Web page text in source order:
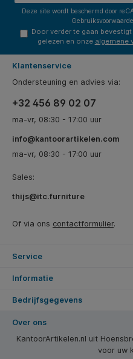
Deze site wordt beschermd door
Door verder te gaan
gelezen en onze algemene
Klantenservice
Ondersteuning en advies via:
+32 456 89 02 07
ma-vr, 08:30 - 17:00 uur
info@kantoorartikelen.com
ma-vr, 08:30 - 17:00 uur
Sales:
thijs@itc.furniture
Of via ons contactformulier.
Service
Informatie
Bedrijfsgegevens
Over ons
KantoorArtikelen.nl uit
voor uw